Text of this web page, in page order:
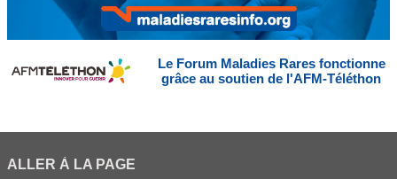
Le Forum Maladies Rares fonctionne
grâce au soutien de l'AFM-Téléthon
ALLER À LA PAGE